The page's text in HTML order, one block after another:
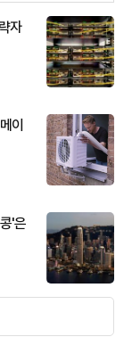
자
이
'은